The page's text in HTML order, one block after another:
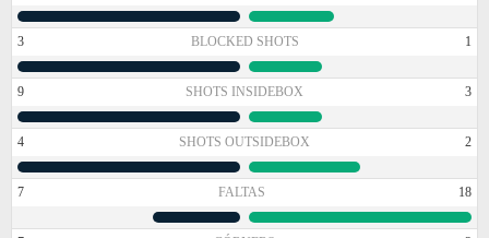
3 BLOCKED SHOTS 1
9 SHOTS INSIDEBOX 3
4 SHOTS OUTSIDEBOX 2
7 FALTAS 18